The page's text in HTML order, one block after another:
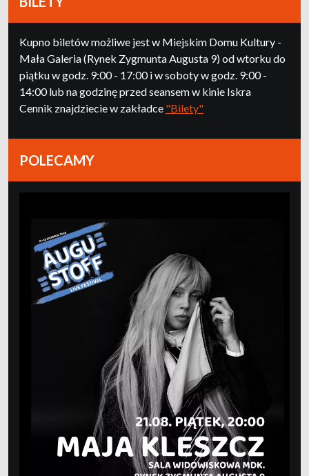
Kupno biletów możliwe jest w Miejskim Domu Kultury -
Mała Galeria (Rynek Zygmunta Augusta 9) od wtorku do
piątku w godz. 9:00 - 17:00 i w soboty w godz. 9:00 -
14:00 lub na godzinę przed seansem w kinie Iskra
Cennik znajdziecie w zakładce "Bilety"
POLECAMY